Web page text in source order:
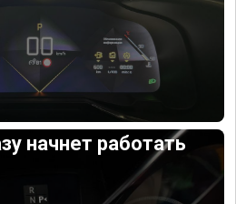
начнет работать